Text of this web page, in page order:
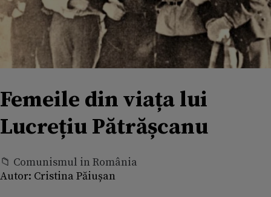
Femeile din viața lui
Lucrețiu Pătrășcanu
📁 Comunismul in România
Autor: Cristina Păiușan